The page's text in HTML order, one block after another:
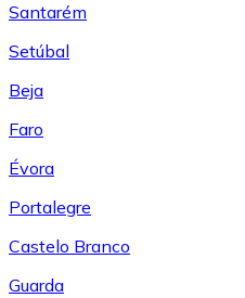
Santarém
Setúbal
Beja
Faro
Évora
Portalegre
Castelo Branco
Guarda